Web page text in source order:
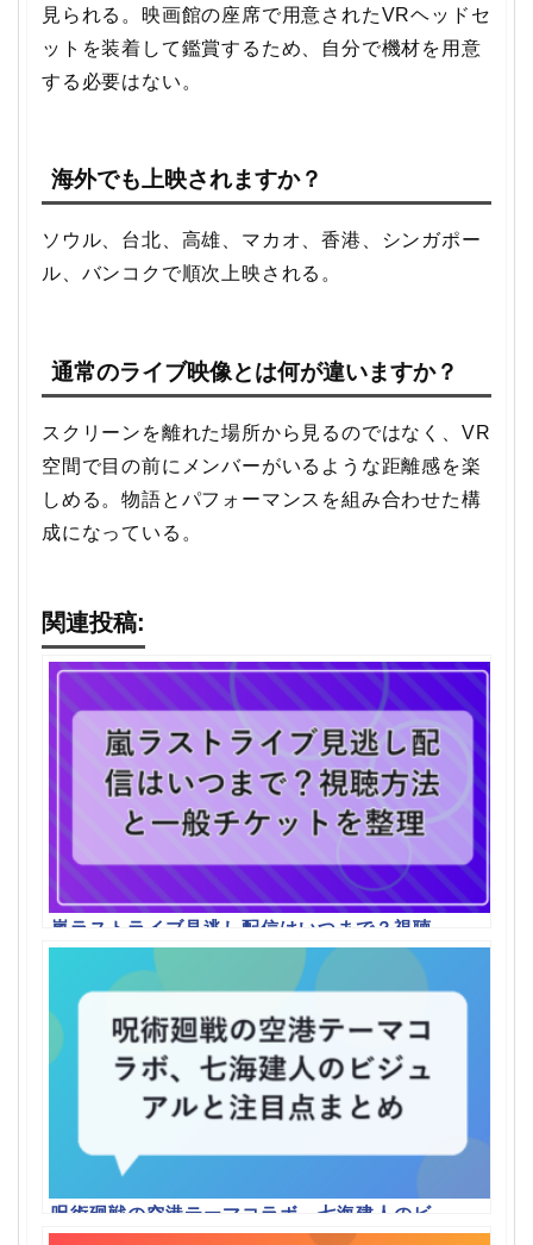
見られる。映画館の座席で用意されたVRヘッドセ
ットを装着して鑑賞するため、自分で機材を用意
する必要はない。
海外でも上映されますか？
ソウル、台北、高雄、マカオ、香港、シンガポー
ル、バンコクで順次上映される。
通常のライブ映像とは何が違いますか？
スクリーンを離れた場所から見るのではなく、VR
空間で目の前にメンバーがいるような距離感を楽
しめる。物語とパフォーマンスを組み合わせた構
成になっている。
関連投稿:
嵐ラストライブ見逃し配信はいつまで？視聴
方法と一般チケットを整理
呪術廻戦の空港テーマコラボ、七海建人のビ
ジュアルと注目点まとめ